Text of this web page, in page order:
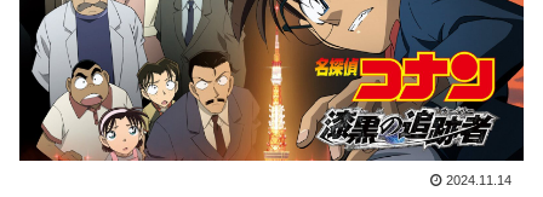
2024.11.14